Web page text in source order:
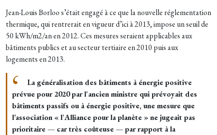
Jean-Louis Borloo s’était engagé à ce que la nouvelle réglementation
thermique, qui rentrerait en vigueur d’ici à 2013, impose un seuil de
50 kWh/m2/an en 2012. Ces mesures seraient applicables aux
bâtiments publics et au secteur tertiaire en 2010 puis aux
logements en 2013.
La généralisation des bâtiments à énergie positive
prévue pour 2020 par l'ancien ministre qui prévoyait des
bâtiments passifs ou à énergie positive, une mesure que
l’association « l'Alliance pour la planète » ne jugeait pas
prioritaire — car très coûteuse — par rapport à la